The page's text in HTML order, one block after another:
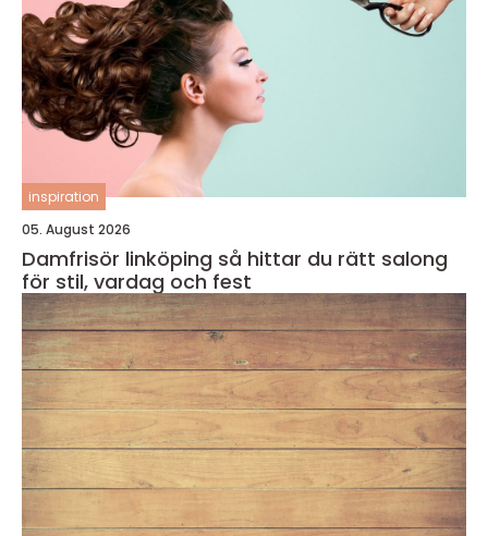
inspiration
05. August 2026
Damfrisör linköping så hittar du rätt salong
för stil, vardag och fest